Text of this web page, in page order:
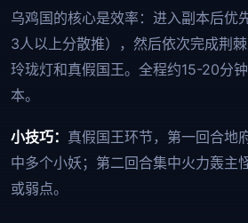
乌鸡国的核心是效率：进入副本后优
3人以上分散推），然后依次完成荆
玲珑灯和真假国王。全程约15-20分
本。
小技巧： 真假国王环节，第一回合地
中多个小妖；第二回合集中火力轰主
或弱点。